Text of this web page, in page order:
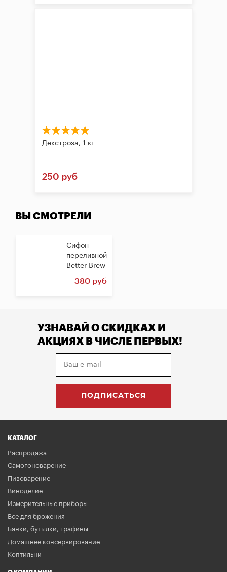
Декстроза, 1 кг
250 руб
ВЫ СМОТРЕЛИ
Сифон
переливной
Better Brew
380 руб
УЗНАВАЙ О СКИДКАХ И
АКЦИЯХ В ЧИСЛЕ ПЕРВЫХ!
КАТАЛОГ
Распродажа
Самогоноварение
Пивоварение
Виноделие
Измерительные приборы
Всё для брожения
Банки, бутылки, графины
Домашнее консервирование
Коптильни